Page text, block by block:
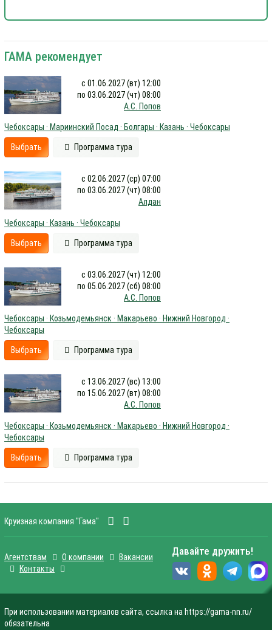
ГАМА рекомендует
с 01.06.2027 (вт) 12:00
по 03.06.2027 (чт) 08:00
А.С. Попов
Чебоксары · Мариинский Посад · Болгары · Казань · Чебоксары
Выбрать Программа тура
с 02.06.2027 (ср) 07:00
по 03.06.2027 (чт) 08:00
Алдан
Чебоксары · Казань · Чебоксары
Выбрать Программа тура
с 03.06.2027 (чт) 12:00
по 05.06.2027 (сб) 08:00
А.С. Попов
Чебоксары · Козьмодемьянск · Макарьево · Нижний Новгород ·
Чебоксары
Выбрать Программа тура
с 13.06.2027 (вс) 13:00
по 15.06.2027 (вт) 08:00
А.С. Попов
Чебоксары · Козьмодемьянск · Макарьево · Нижний Новгород ·
Чебоксары
Выбрать Программа тура
Круизная компания "Гама"
Агентствам О компании
Вакансии
Контакты
Давайте дружить!
При использовании материалов сайта, ссылка на https://gama-nn.ru/
обязательна